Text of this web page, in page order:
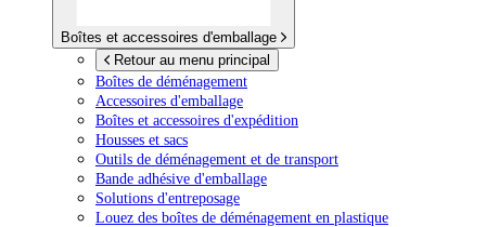
Boîtes et accessoires d'emballage
Retour au menu principal
Boîtes de déménagement
Accessoires d'emballage
Boîtes et accessoires d'expédition
Housses et sacs
Outils de déménagement et de transport
Bande adhésive d'emballage
Solutions d'entreposage
Louez des boîtes de déménagement en plastique